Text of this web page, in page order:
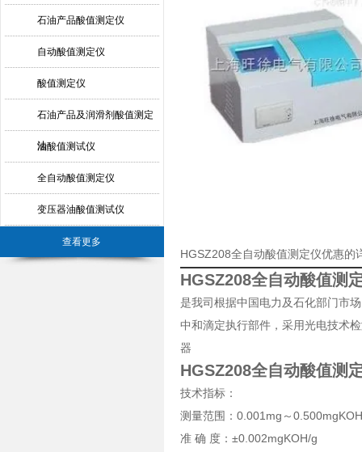
石油产品酸值测定仪
自动酸值测定仪
酸值测定仪
石油产品及润滑剂酸值测定
法
油酸值测试仪
全自动酸值测定仪
变压器油酸值测试仪
查看更多
HGSZ208全自动酸值测定仪优惠的
HGSZ208全自动酸值测
是我司根据中国电力及石化部门市
中和滴定执行部件，采用光电技术
器
HGSZ208全自动酸值测
技术指标：
测量范围：0.001mg～
准 确 度：±0.002mgKOH/g